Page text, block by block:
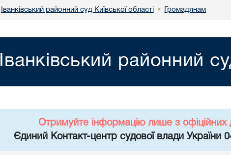
Іванківський районний суд Київської області • Громадянам
Іванківський районний
Отримуйте інформацію лише з
Єдиний Контакт-центр судової влади України